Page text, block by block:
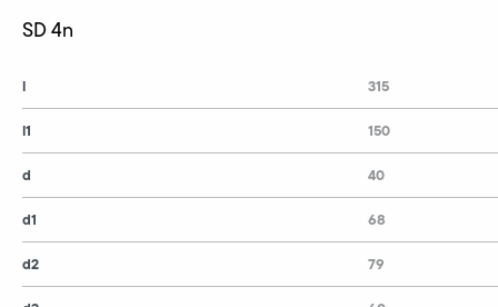
SD 4n
l
l1
d
d1
d2
315
150
40
68
79